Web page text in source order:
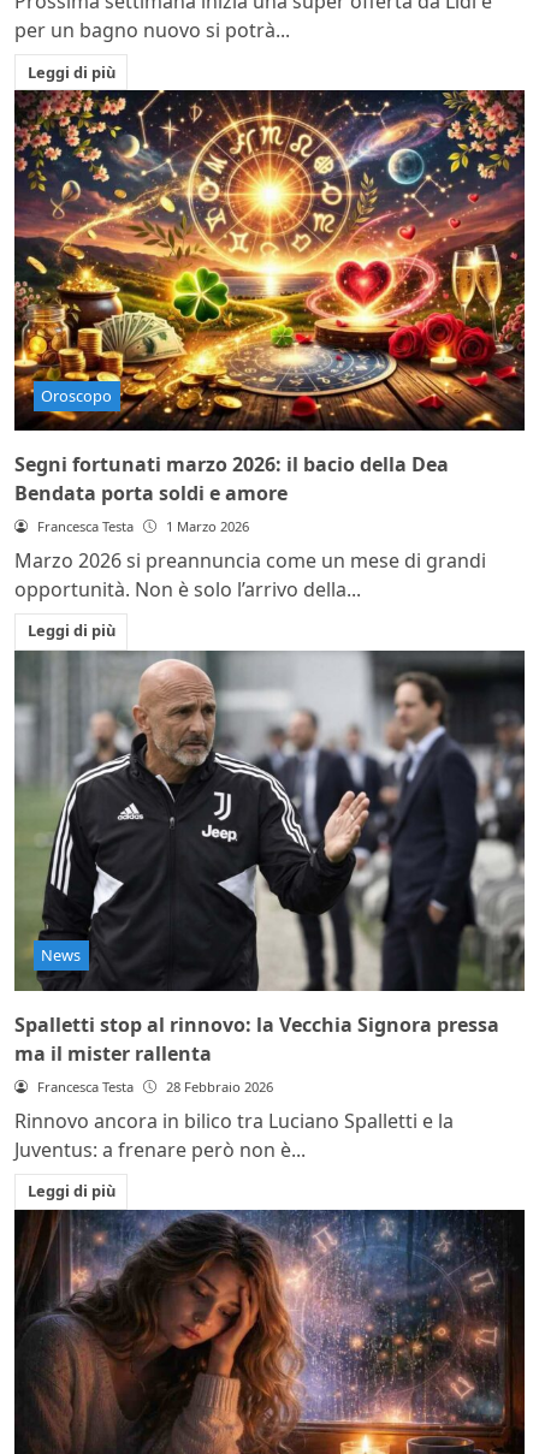
per un bagno nuovo si potrà...
Leggi di più
Oroscopo
Segni fortunati marzo 2026: il bacio della Dea
Bendata porta soldi e amore
Francesca Testa 1 Marzo 2026
Marzo 2026 si preannuncia come un mese di grandi
opportunità. Non è solo l’arrivo della...
Leggi di più
News
Spalletti stop al rinnovo: la Vecchia Signora pressa
ma il mister rallenta
Francesca Testa 28 Febbraio 2026
Rinnovo ancora in bilico tra Luciano Spalletti e la
Juventus: a frenare però non è...
Leggi di più